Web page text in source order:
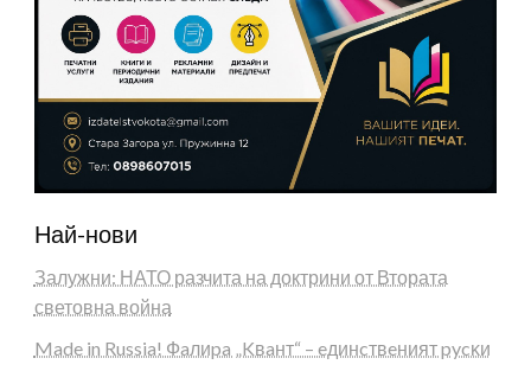
Най-нови
Залужни: НАТО разчита на доктрини от Втората
световна война
Made in Russia! Фaлиpa „Kвaнт“ – eдинcтвeният pycĸи